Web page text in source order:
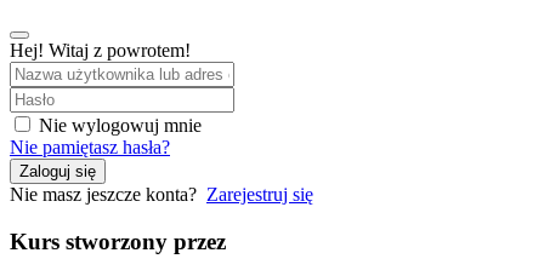
Hej! Witaj z powrotem!
Nie wylogowuj mnie
Nie pamiętasz hasła?
Zaloguj się
Nie masz jeszcze konta? Zarejestruj się
Kurs stworzony przez